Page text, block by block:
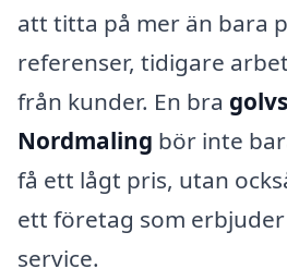
att titta på mer än bara
referenser, tidigare
från kunder. En bra
Nordmaling bör inte
få ett lågt pris, utan
ett företag som
service.